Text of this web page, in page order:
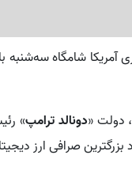
آمریکا شامگاه سه‌شنبه
دولت «دونالد ترامپ»
صرافی ارز